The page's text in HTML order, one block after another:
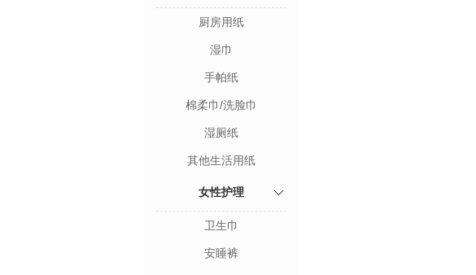
厨房用纸
湿巾
手帕纸
棉柔巾/洗脸巾
湿厕纸
其他生活用纸
女性护理
卫生巾
安睡裤